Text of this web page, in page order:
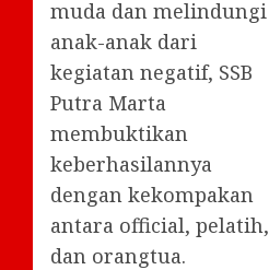
muda dan melindungi
anak-anak dari
kegiatan negatif, SSB
Putra Marta
membuktikan
keberhasilannya
dengan kekompakan
antara official, pelatih,
dan orangtua.